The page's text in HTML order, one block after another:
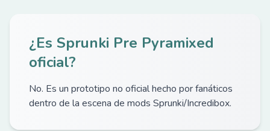
¿Es Sprunki Pre Pyramixed
oficial?
No. Es un prototipo no oficial hecho por fanáticos
dentro de la escena de mods Sprunki/Incredibox.